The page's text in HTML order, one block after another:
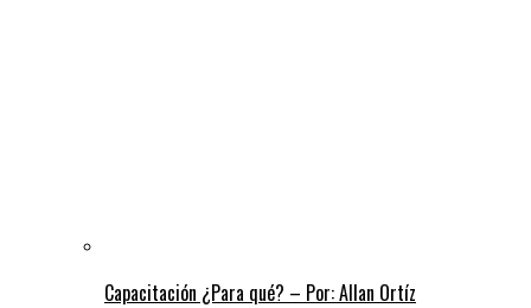
Capacitación ¿Para qué? – Por: Allan Ortíz